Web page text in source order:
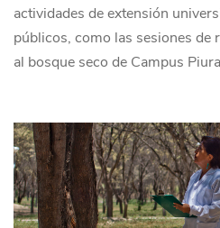
actividades de extensión
públicos, como las sesiones de
al bosque seco de Campus